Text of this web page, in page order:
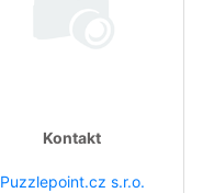
Kontakt
Puzzlepoint.cz s.r.o.